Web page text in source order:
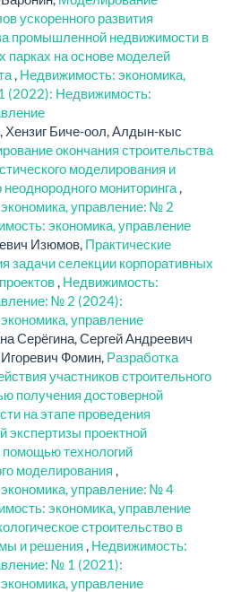
ускоренного развития
промышленной недвижимости в
парках на основе моделей
, Недвижимость: экономика,
(2022): Недвижимость:
Хензиг Биче-оол, Алдын-кыс
окончания строительства
моделирования и
мониторинга,
управление: № 2
экономика, управление
Изюмов, Практические
задачи селекции корпоративных
, Недвижимость:
№ 2 (2024):
управление
Серёгина, Сергей Андреевич
Фомин, Разработка
участников строительного
получения достоверной
на этапе проведения
экспертизы проектной
помощью технологий
моделирования ,
управление: № 4
экономика, управление
строительство в
и решения , Недвижимость:
№ 1 (2021):
управление